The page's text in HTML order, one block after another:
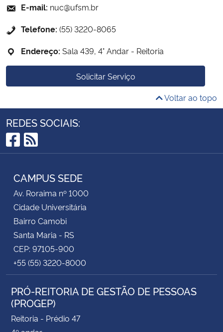
E-mail: nuc@ufsm.br
Telefone: (55) 3220-8065
Endereço: Sala 439, 4° Andar - Reitoria
Solicitar Serviço
Voltar ao topo
REDES SOCIAIS:
Facebook
RSS
CAMPUS SEDE
Av. Roraima nº 1000
Cidade Universitária
Bairro Camobi
Santa Maria - RS
CEP: 97105-900
+55 (55) 3220-8000
PRÓ-REITORIA DE GESTÃO DE PESSOAS
(PROGEP)
Reitoria - Prédio 47